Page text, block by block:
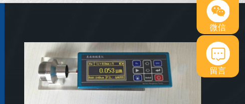
微信
留言